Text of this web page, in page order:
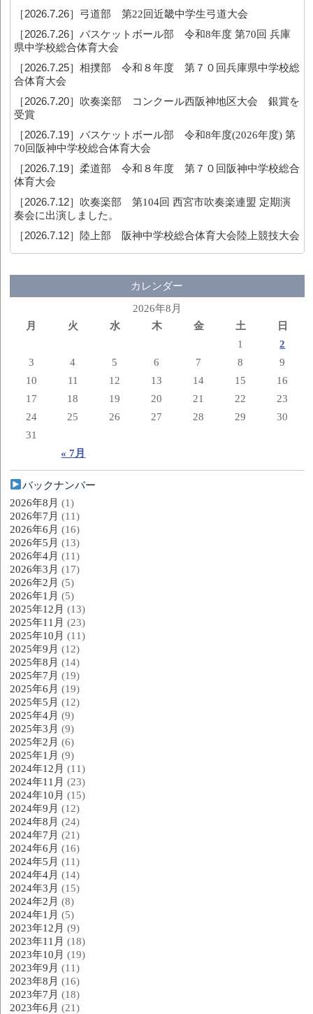
［2026.7.26］ 弓道部 第22回近畿中学生弓道大会
［2026.7.26］バスケットボール部 令和8年度 第70回 兵庫
県中学校総合体育大会
［2026.7.25］相撲部 令和８年度 第７０回兵庫県中学校総
合体育大会
［2026.7.20］ 吹奏楽部 コンクール西阪神地区大会 銀賞を
受賞
［2026.7.19］バスケットボール部 令和8年度(2026年度) 第
70回阪神中学校総合体育大会
［2026.7.19］柔道部 令和８年度 第７０回阪神中学校総合
体育大会
［2026.7.12］ 吹奏楽部 第104回 西宮市吹奏楽連盟 定期演
奏会に出演しました。
［2026.7.12］ 陸上部 阪神中学校総合体育大会陸上競技大会
カレンダー
2026年8月
月
火 水 木 金 土 日
« 7月
1
2
3
4 5 6 7 8
9
10
11 12 13 14 15
16
17
18 19 20 21 22
23
24
25 26 27 28 29
30
31
バックナンバー
2026年8月 (1)
2026年7月 (11)
2026年6月 (16)
2026年5月 (13)
2026年4月 (11)
2026年3月 (17)
2026年2月 (5)
2026年1月 (5)
2025年12月 (13)
2025年11月 (23)
2025年10月 (11)
2025年9月 (12)
2025年8月 (14)
2025年7月 (19)
2025年6月 (19)
2025年5月 (12)
2025年4月 (9)
2025年3月 (9)
2025年2月 (6)
2025年1月 (9)
2024年12月 (11)
2024年11月 (23)
2024年10月 (15)
2024年9月 (12)
2024年8月 (24)
2024年7月 (21)
2024年6月 (16)
2024年5月 (11)
2024年4月 (14)
2024年3月 (15)
2024年2月 (8)
2024年1月 (5)
2023年12月 (9)
2023年11月 (18)
2023年10月 (19)
2023年9月 (11)
2023年8月 (16)
2023年7月 (18)
2023年6月 (21)